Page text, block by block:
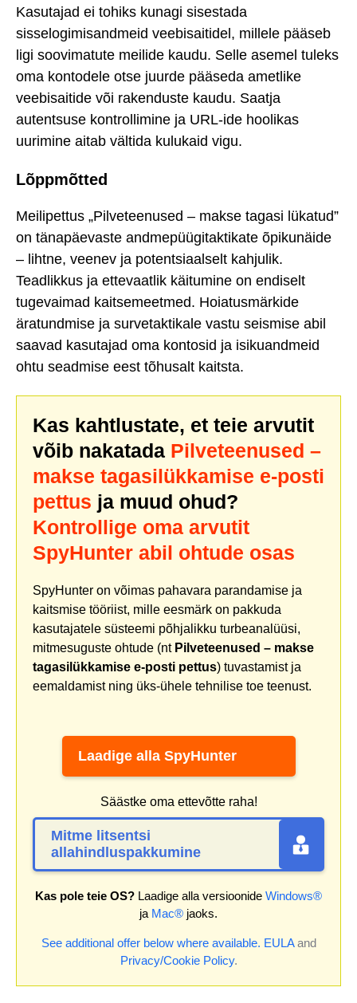
Kasutajad ei tohiks kunagi sisestada
sisselogimisandmeid veebisaitidel, millele pääseb
ligi soovimatute meilide kaudu. Selle asemel tuleks
oma kontodele otse juurde pääseda ametlike
veebisaitide või rakenduste kaudu. Saatja
autentsuse kontrollimine ja URL-ide hoolikas
uurimine aitab vältida kulukaid vigu.
Lõppmõtted
Meilipettus „Pilveteenused – makse tagasi lükatud”
on tänapäevaste andmepüügitaktikate õpikunäide
– lihtne, veenev ja potentsiaalselt kahjulik.
Teadlikkus ja ettevaatlik käitumine on endiselt
tugevaimad kaitsemeetmed. Hoiatusmärkide
äratundmise ja survetaktikale vastu seismise abil
saavad kasutajad oma kontosid ja isikuandmeid
ohtu seadmise eest tõhusalt kaitsta.
Kas kahtlustate, et teie arvutit
võib nakatada Pilveteenused –
makse tagasilükkamise e-posti
pettus ja muud ohud?
Kontrollige oma arvutit
SpyHunter abil ohtude osas
SpyHunter on võimas pahavara parandamise ja
kaitsmise tööriist, mille eesmärk on pakkuda
kasutajatele süsteemi põhjalikku turbeanalüüsi,
mitmesuguste ohtude (nt Pilveteenused – makse
tagasilükkamise e-posti pettus) tuvastamist ja
eemaldamist ning üks-ühele tehnilise toe teenust.
Laadige alla SpyHunter
Säästke oma ettevõtte raha!
Mitme litsentsi
allahindluspakkumine
Kas pole teie OS? Laadige alla versioonide Windows®
ja Mac® jaoks.
See additional offer below where available. EULAand
Privacy/Cookie Policy.